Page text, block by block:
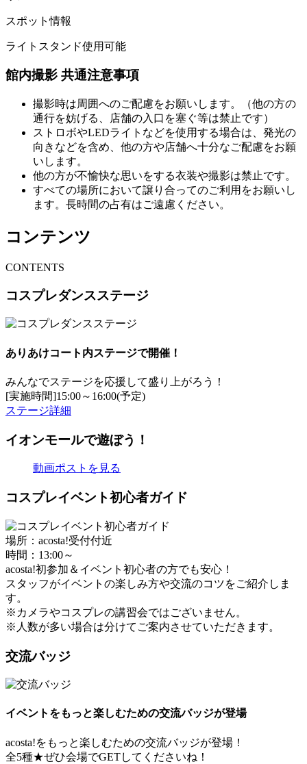
スポット情報
ライトスタンド使用可能
館内撮影 共通注意事項
撮影時は周囲へのご配慮をお願いします。（他の方の
通行を妨げる、店舗の入口を塞ぐ等は禁止です）
ストロボやLEDライトなどを使用する場合は、発光の
向きなどを含め、他の方や店舗へ十分なご配慮をお願
いします。
他の方が不愉快な思いをする衣装や撮影は禁止です。
すべての場所において譲り合ってのご利用をお願いし
ます。長時間の占有はご遠慮ください。
コンテンツ
CONTENTS
コスプレダンスステージ
ありあけコート内ステージで開催！
みんなでステージを応援して盛り上がろう！
[実施時間]15:00～16:00(予定)
ステージ詳細
イオンモールで遊ぼう！
動画ポストを見る
コスプレイベント初心者ガイド
場所：acosta!受付付近
時間：13:00～
acosta!初参加＆イベント初心者の方でも安心！
スタッフがイベントの楽しみ方や交流のコツをご紹介しま
す。
※カメラやコスプレの講習会ではございません。
※人数が多い場合は分けてご案内させていただきます。
交流バッジ
イベントをもっと楽しむための交流バッジが登場
acosta!をもっと楽しむための交流バッジが登場！
全5種★ぜひ会場でGETしてくださいね！